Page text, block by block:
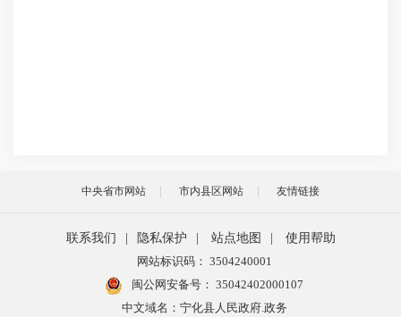
中央省市网站 市内县区网站 友情链接
联系我们 隐私保护 站点地图
使用帮助
网站标识码： 3504240001
闽公网安备号： 35042402000107
中文域名：宁化县人民政府.政务